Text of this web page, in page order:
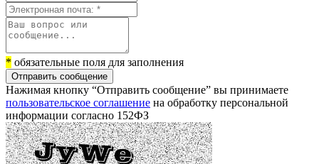
* обязательные поля для заполнения
Отправить сообщение
Нажимая кнопку “Отправить сообщение” вы принимаете
пользовательское соглашение на обработку персональной
информации согласно 152ФЗ